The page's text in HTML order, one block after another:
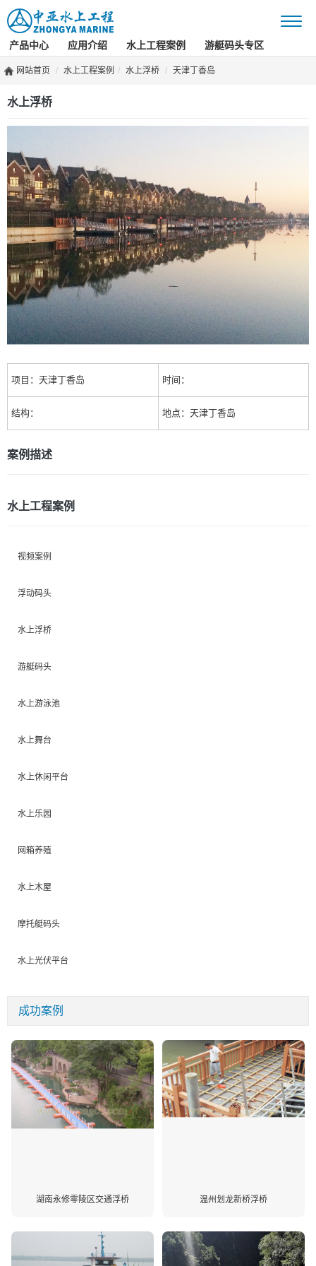
产品中心 应用介绍 水上工程案例 游艇码头专区
网站首页 水上工程案例 水上浮桥 天津丁香岛
水上浮桥
项目：天津丁香岛 时间：
结构： 地点：天津丁香岛
案例描述
水上工程案例
视频案例
浮动码头
水上浮桥
游艇码头
水上游泳池
水上舞台
水上休闲平台
水上乐园
网箱养殖
水上木屋
摩托艇码头
水上光伏平台
成功案例
湖南永修零陵区交通浮桥 温州划龙新桥浮桥